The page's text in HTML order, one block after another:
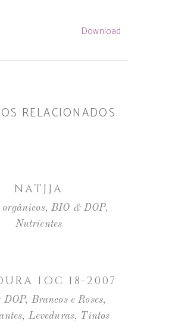
Download
RELACIONADOS
NATJJA
,BIO & DOP,
Nutrientes
IOC 18-2007
DOP, Brancos e Roses,
, Leveduras, Tintos